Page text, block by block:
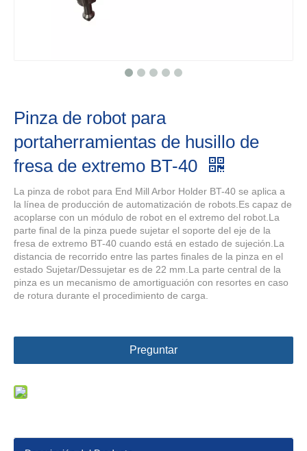
Pinza de robot para
portaherramientas de husillo de
fresa de extremo BT-40
La pinza de robot para End Mill Arbor Holder BT-40 se aplica a
la línea de producción de automatización de robots.Es capaz de
acoplarse con un módulo de robot en el extremo del robot.La
parte final de la pinza puede sujetar el soporte del eje de la
fresa de extremo BT-40 cuando está en estado de sujeción.La
distancia de recorrido entre las partes finales de la pinza en el
estado Sujetar/Dessujetar es de 22 mm.La parte central de la
pinza es un mecanismo de amortiguación con resortes en caso
de rotura durante el procedimiento de carga.
Preguntar